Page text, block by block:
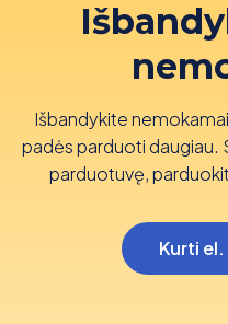
Išbandykite
padės parduoti daugiau.
parduotuvę,
Kurti